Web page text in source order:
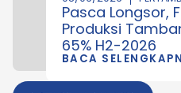
Pasca Longsor,
Produksi
65% H2-2026
BACA